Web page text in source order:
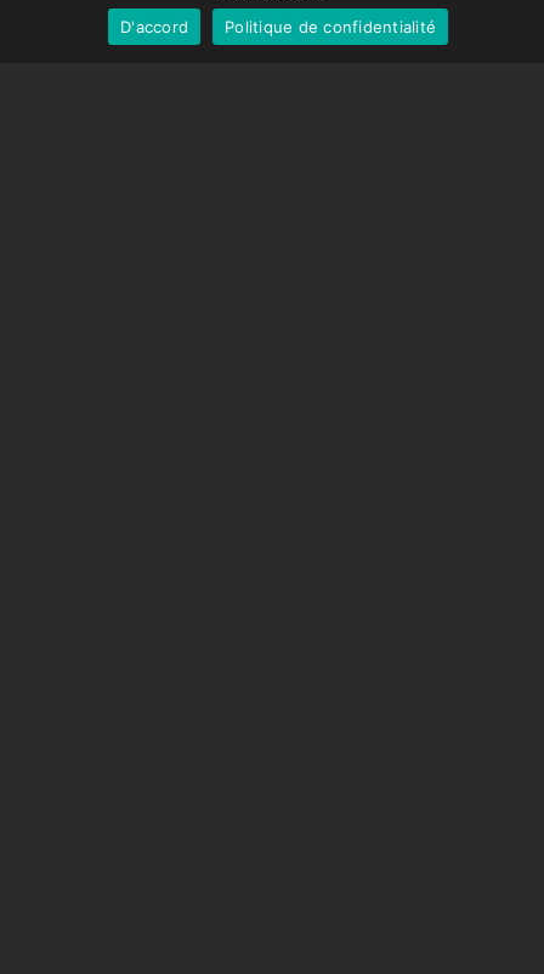
D'accord
Politique de confidentialité
French